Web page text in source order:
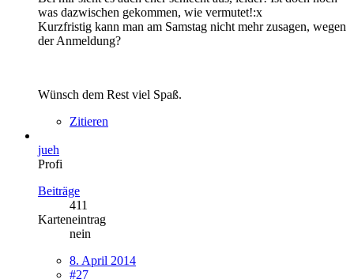
was dazwischen gekommen, wie vermutet!:x
Kurzfristig kann man am Samstag nicht mehr zusagen, wegen
der Anmeldung?
Wünsch dem Rest viel Spaß.
Zitieren
jueh
Profi
Beiträge
411
Karteneintrag
nein
8. April 2014
#27